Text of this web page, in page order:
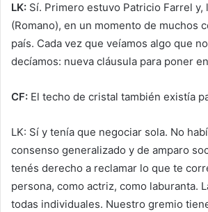
LK: Sí. Primero estuvo Patricio Farrel y,
(Romano), en un momento de muchos
país. Cada vez que veíamos algo que
decíamos: nueva cláusula para poner
CF: El techo de cristal también existía
LK: Sí y tenía que negociar sola. No
consenso generalizado y de amparo
tenés derecho a reclamar lo que te
persona, como actriz, como laburanta.
todas individuales. Nuestro gremio